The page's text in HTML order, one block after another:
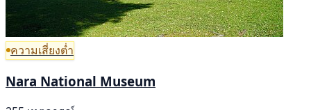
ความเสี่ยงต่ำ
Nara National Museum